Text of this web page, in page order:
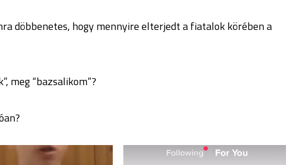
döbbenetes, hogy mennyire elterjedt a fiatalok körében a
meg “bazsalikom”?